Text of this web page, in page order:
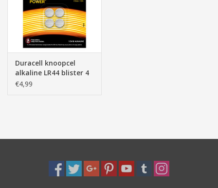
Duracell knoopcel
alkaline LR44 blister 4
€4,99